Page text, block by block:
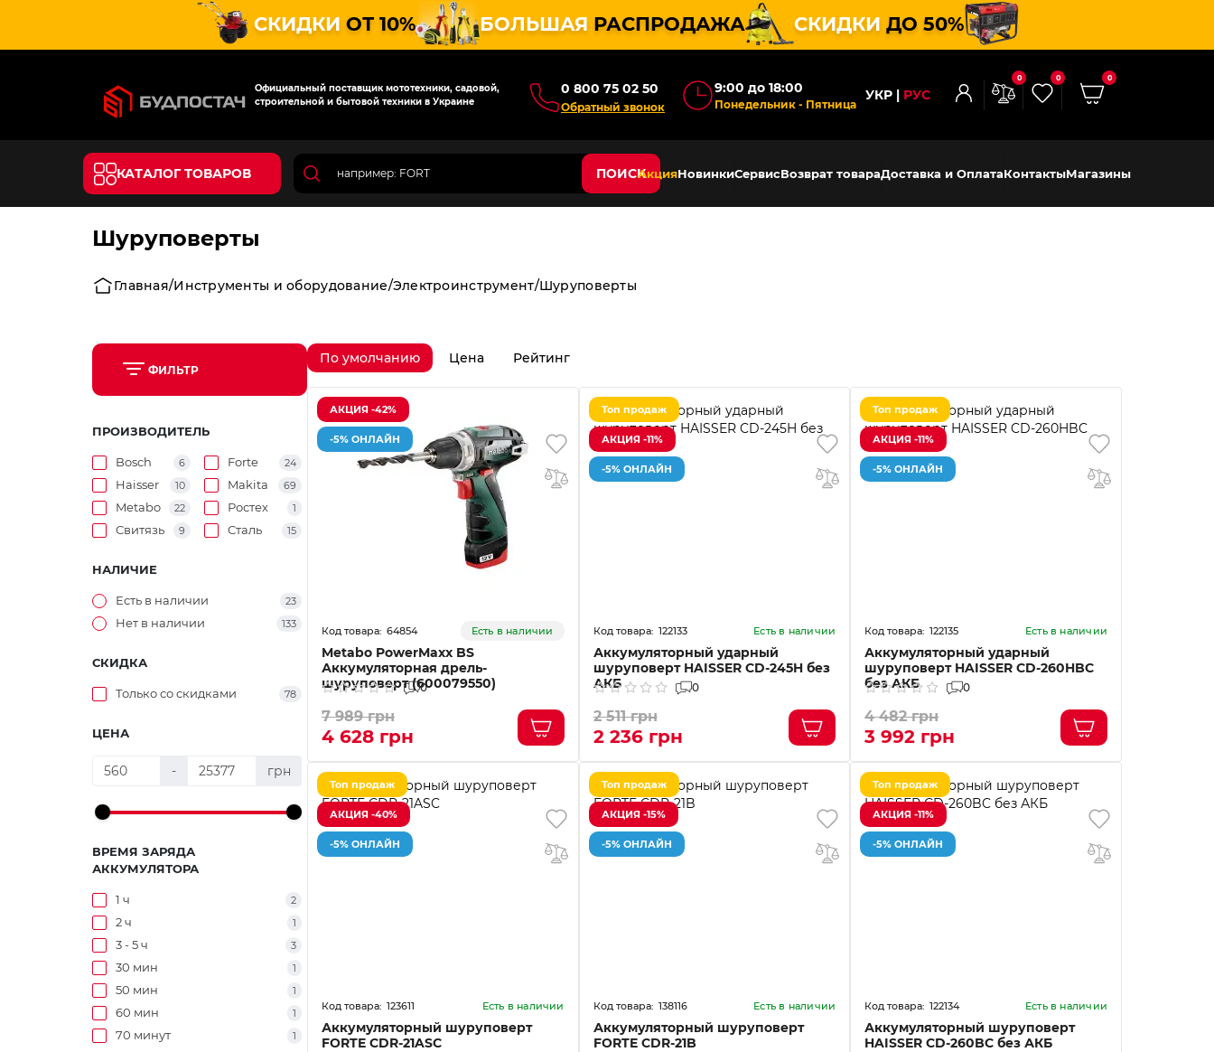
СКИДКИ ОТ 10% БОЛЬШАЯ РАСПРОДАЖА СКИДКИ ДО 50%
Официальный поставщик мототехники, садовой,
строительной и бытовой техники в Украине
0 800 75 02 50
Обратный звонок
9:00 до 18:00
Понедельник - Пятница
УКР РУС
0 0 0
КАТАЛОГ ТОВАРОВ ПОИСКАкцияНовинкиСервисВозврат товараДоставка и ОплатаКонтактыМагазины
Шуруповерты
Главная Инструменты и оборудование Электроинструмент Шуруповерты
ФИЛЬТР
ПРОИЗВОДИТЕЛЬ
Bosch 6 Forte 24
Haisser 10 Makita 69
Metabo 22 Ростех 1
Свитязь 9 Сталь 15
НАЛИЧИЕ
Есть в наличии 23
Нет в наличии 133
СКИДКА
Только со cкидками 78
ЦЕНА
- грн
ВРЕМЯ ЗАРЯДА
АККУМУЛЯТОРА
1 ч 2
2 ч 1
3 - 5 ч 3
30 мин 1
50 мин 1
60 мин 1
70 минут 1
По умолчанию Цена Рейтинг
АКЦИЯ -42%
-5% ОНЛАЙН
64854 Есть в наличии
Metabo PowerMaxx BS
Аккумуляторная дрель-
шуруповерт (600079550)
0
7 989 грн
4 628 грн
Топ продаж
АКЦИЯ -11%
-5% ОНЛАЙН
122133 Есть в наличии
Аккумуляторный ударный
шуруповерт HAISSER CD-245H без
АКБ
0
2 511 грн
2 236 грн
Топ продаж
АКЦИЯ -11%
-5% ОНЛАЙН
122135 Есть в наличии
Аккумуляторный ударный
шуруповерт HAISSER CD-260HBC
без АКБ
0
4 482 грн
3 992 грн
Топ продаж
АКЦИЯ -40%
-5% ОНЛАЙН
123611 Есть в наличии
Аккумуляторный шуруповерт
FORTE CDR-21ASC
Топ продаж
АКЦИЯ -15%
-5% ОНЛАЙН
138116 Есть в наличии
Аккумуляторный шуруповерт
FORTE CDR-21B
Топ продаж
АКЦИЯ -11%
-5% ОНЛАЙН
122134 Есть в наличии
Аккумуляторный шуруповерт
HAISSER CD-260BC без АКБ